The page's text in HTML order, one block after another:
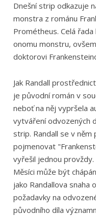
Dnešní strip odkazuje
monstra z románu
Prométheus. Celá
onomu monstru,
doktorovi
Jak Randall
je původní román v
neboť na něj vypršela
vytváření odvozených
strip. Randall se v něm
pojmenovat
vyřešil jednou provždy.
Měsíci může být
jako Randallova snaha
požadavky na
původního díla